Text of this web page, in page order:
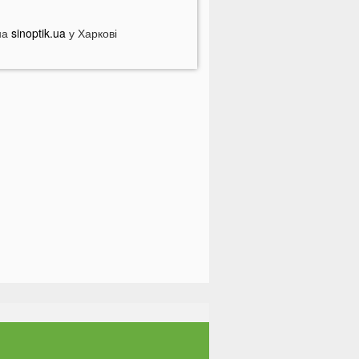
у Луцьку продають зелене
доведеться більше
можуть забрати частину
sinoptik.uaу Харкові